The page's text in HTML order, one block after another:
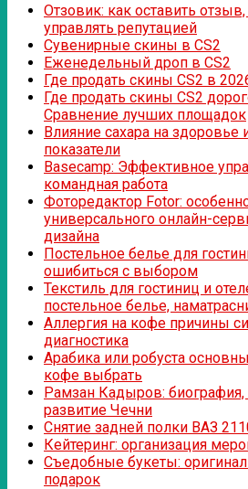
Отзовик: как оставить отзыв,
управлять репутацией
Сувенирные скины в CS2
Еженедельный дроп в CS2
Где продать скины CS2 в
Где продать скины CS2
Сравнение лучших площадок
Влияние сахара на здоровье
показатели
Basecamp: Эффективное
командная работа
Фоторедактор Fotor:
универсального онлайн-
дизайна
Постельное белье для
ошибиться с выбором
Текстиль для гостиниц и
постельное белье,
Аллергия на кофе причины
диагностика
Арабика или робуста
кофе выбрать
Рамзан Кадыров: биография,
развитие Чечни
Снятие задней полки ВАЗ
Кейтеринг: организация
Съедобные букеты:
подарок